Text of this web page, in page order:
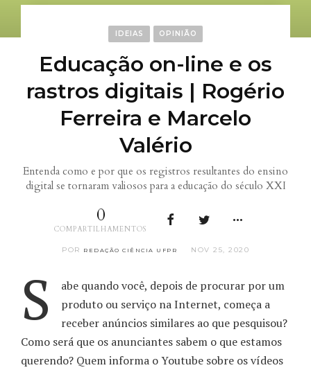
IDEIAS OPINIÃO
Educação on-line e os
rastros digitais | Rogério
Ferreira e Marcelo
Valério
Entenda como e por que os registros resultantes do ensino
digital se tornaram valiosos para a educação do século XXI
0
COMPARTILHAMENTOS
POR REDAÇÃO CIÊNCIA UFPR NOV 25, 2020
S
abe quando você, depois de procurar por um
produto ou serviço na Internet, começa a
receber anúncios similares ao que pesquisou?
Como será que os anunciantes sabem o que estamos
querendo? Quem informa o Youtube sobre os vídeos